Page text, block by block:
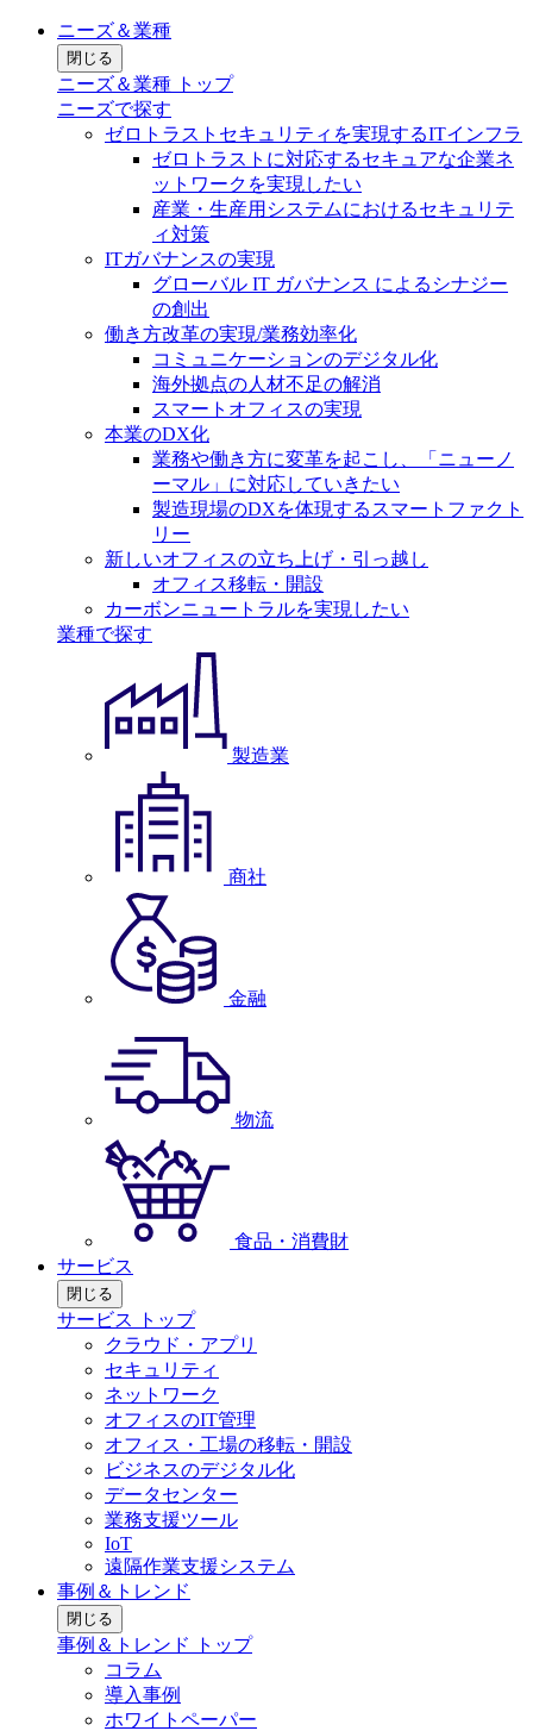
ニーズ＆業種
閉じる
ニーズ＆業種 トップ
ニーズで探す
ゼロトラストセキュリティを実現するITインフラ
ゼロトラストに対応するセキュアな企業ネ
ットワークを実現したい
産業・生産用システムにおけるセキュリテ
ィ対策
ITガバナンスの実現
グローバル IT ガバナンス によるシナジー
の創出
働き方改革の実現/業務効率化
コミュニケーションのデジタル化
海外拠点の人材不足の解消
スマートオフィスの実現
本業のDX化
業務や働き方に変革を起こし、「ニューノ
ーマル」に対応していきたい
製造現場のDXを体現するスマートファクト
リー
新しいオフィスの立ち上げ・引っ越し
オフィス移転・開設
カーボンニュートラルを実現したい
業種で探す
製造業
商社
金融
物流
食品・消費財
サービス
閉じる
サービス トップ
クラウド・アプリ
セキュリティ
ネットワーク
オフィスのIT管理
オフィス・工場の移転・開設
ビジネスのデジタル化
データセンター
業務支援ツール
IoT
遠隔作業支援システム
事例＆トレンド
閉じる
事例＆トレンド トップ
コラム
導入事例
ホワイトペーパー